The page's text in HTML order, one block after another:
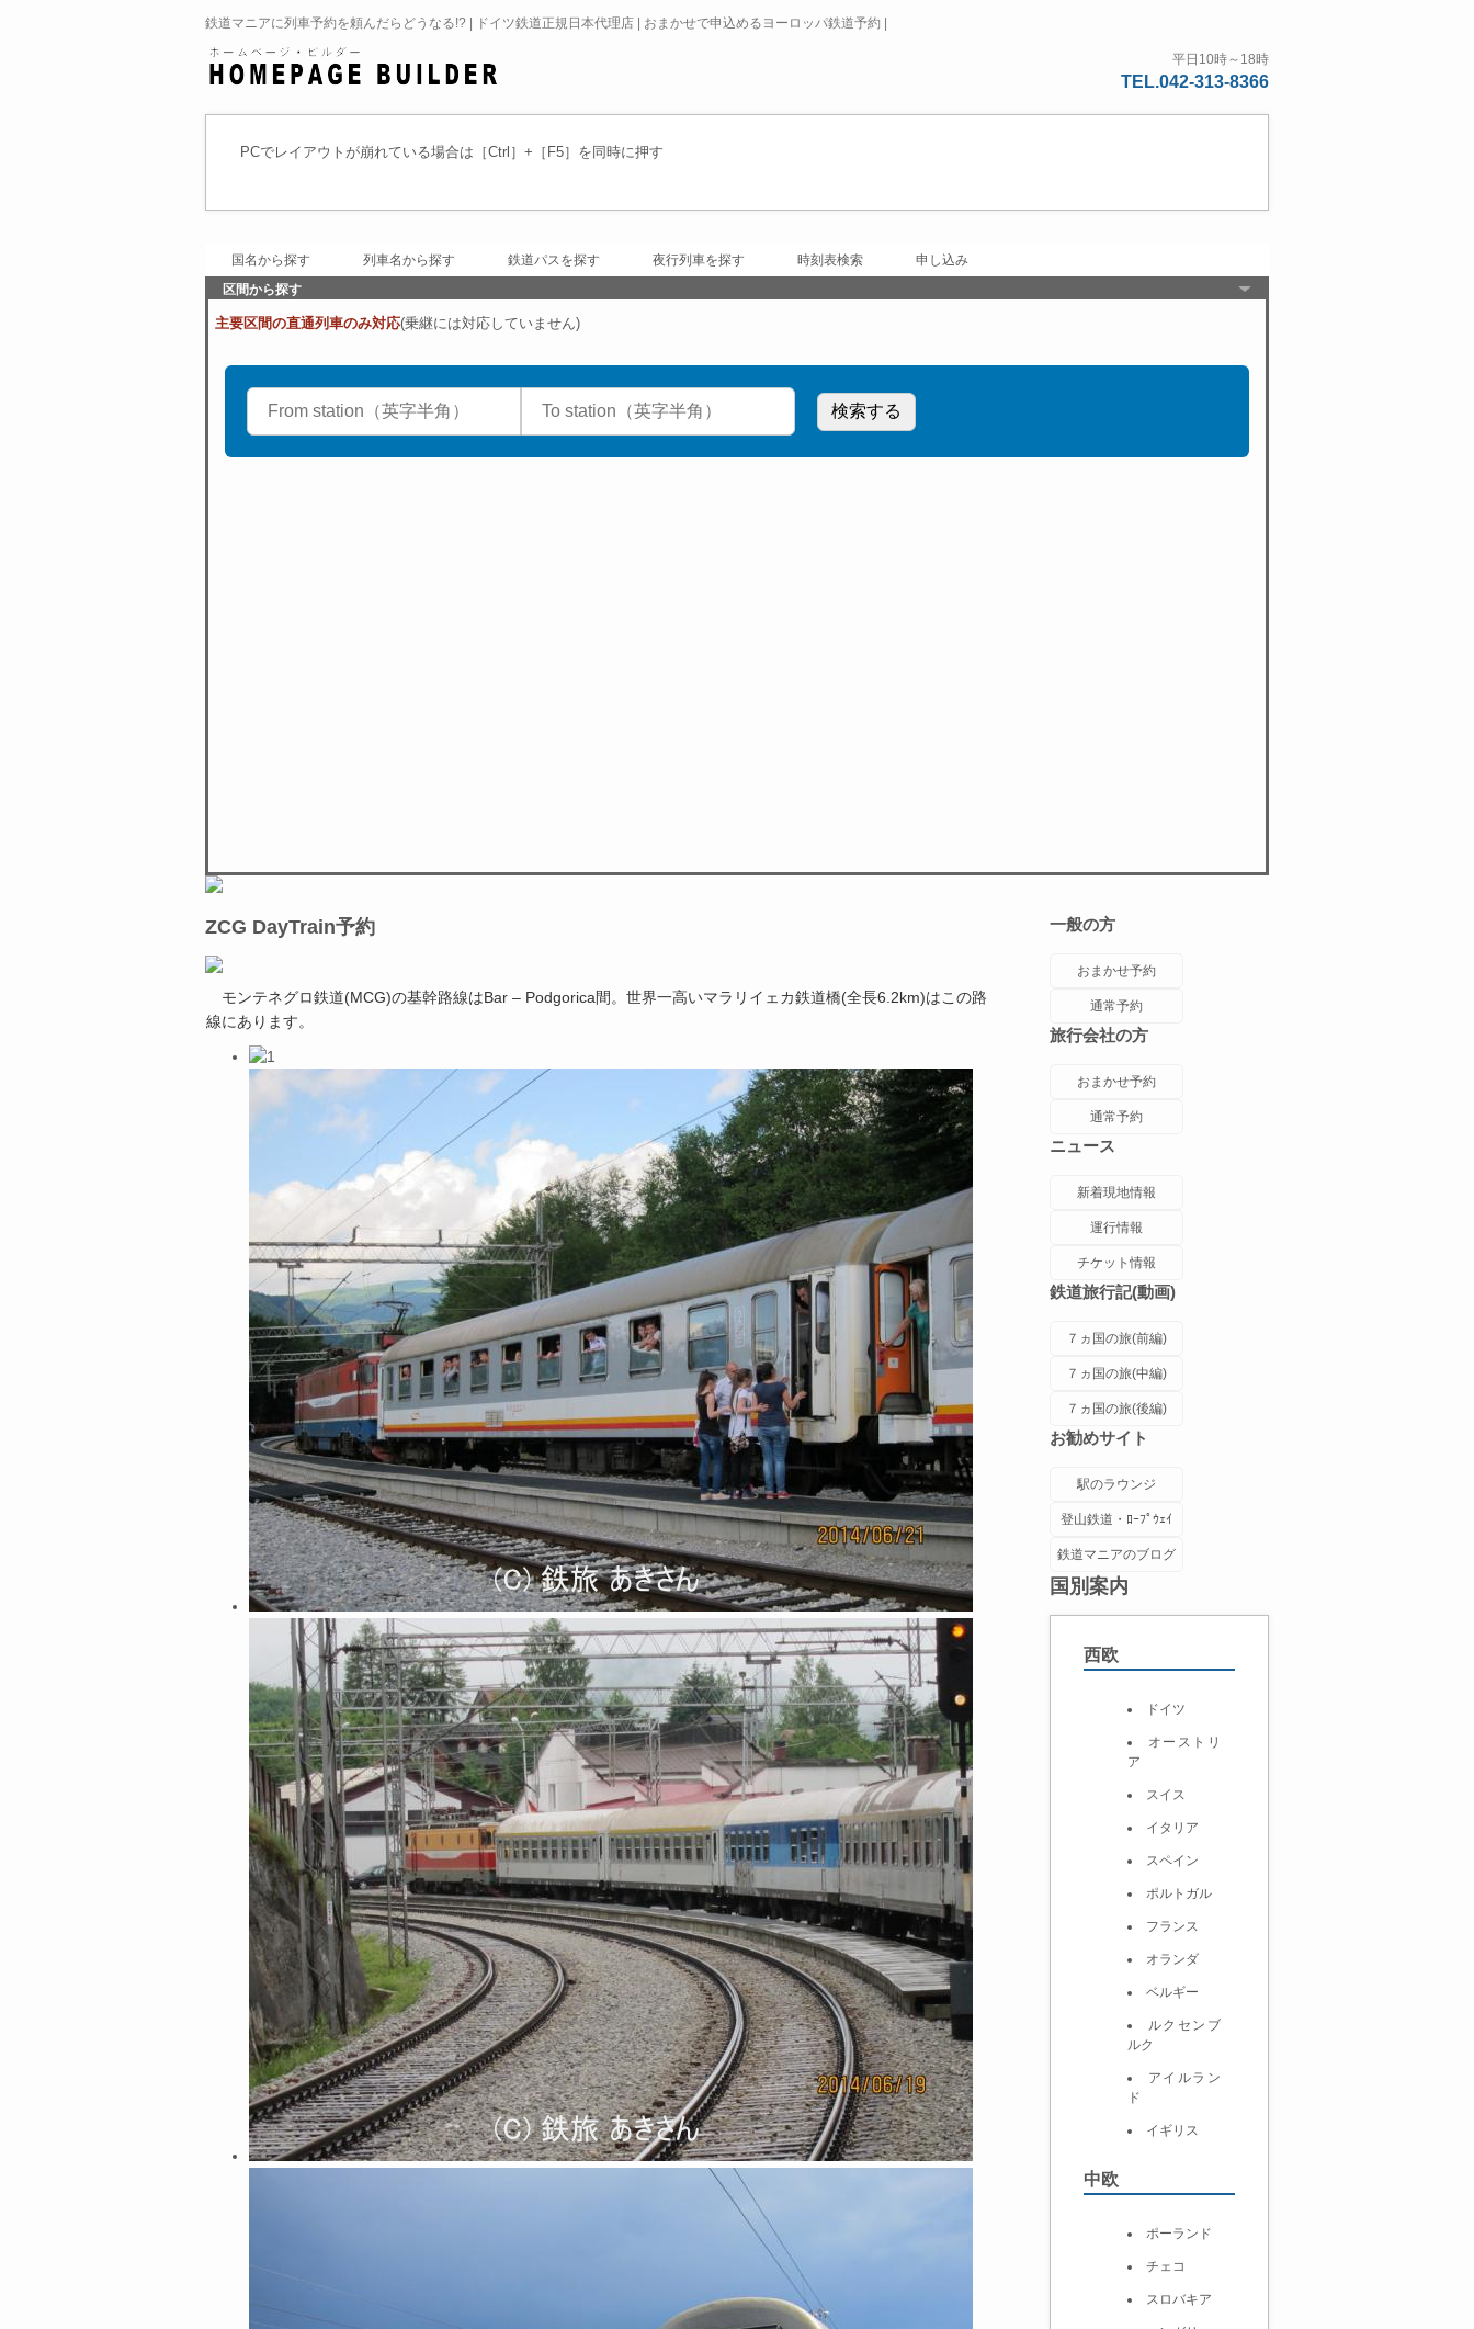
鉄道マニアに列車予約を頼んだらどうなる!? | ドイツ鉄道正規日本代理店 | おまかせで申込めるヨーロッパ鉄道予約 |
平日10時～18時
TEL.042-313-8366
PCでレイアウトが崩れている場合は［Ctrl］+［F5］を同時に押す
国名から探す 列車名から探す 鉄道パスを探す 夜行列車を探す 時刻表検索
申し込み
区間から探す
主要区間の直通列車のみ対応(乗継には対応していません)
ZCG DayTrain予約
モンテネグロ鉄道(MCG)の基幹路線はBar – Podgorica間。世界一高いマラリイェカ鉄道橋(全長6.2km)はこの路
線にあります。
一般の方
おまかせ予約
通常予約
旅行会社の方
おまかせ予約
通常予約
ニュース
新着現地情報
運行情報
チケット情報
鉄道旅行記(動画)
７ヵ国の旅(前編)
７ヵ国の旅(中編)
７ヵ国の旅(後編)
お勧めサイト
駅のラウンジ
登山鉄道・ﾛｰﾌﾟｳｪｲ
鉄道マニアのブログ
国別案内
西欧
ドイツ
オーストリ
ア
スイス
イタリア
スペイン
ポルトガル
フランス
オランダ
ベルギー
ルクセンブ
ルク
アイルラン
ド
イギリス
中欧
ポーランド
チェコ
スロバキア